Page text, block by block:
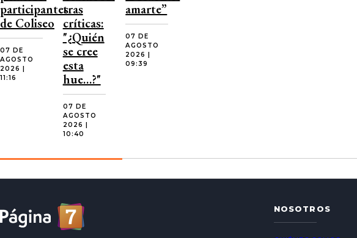
participantes
de Coliseo
07 DE
AGOSTO
2026 |
11:16
tras
críticas:
"¿Quién
se cree
esta
hue…?"
07 DE
AGOSTO
2026 |
10:40
amarte”
07 DE
AGOSTO
2026 |
09:39
NOSOTROS